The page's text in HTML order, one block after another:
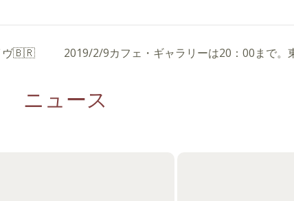
ヴ🇧🇷 2019/2/9カフェ・ギャラリーは20：00まで
ニュース